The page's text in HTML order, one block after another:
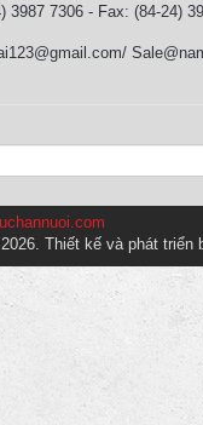
3987 7306 - Fax: (84-24)
Thiết kế và phát triển